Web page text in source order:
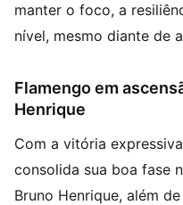
manter o foco, a
nível, mesmo diante de
Flamengo em
Henrique
Com a vitória
consolida sua boa fase
Bruno Henrique, além